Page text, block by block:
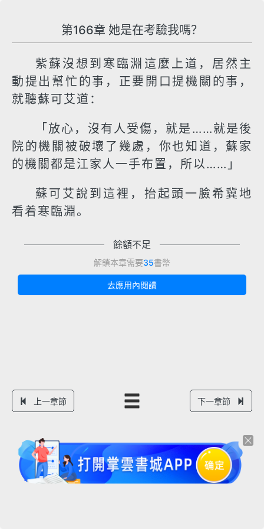
第166章 她是在考驗我嗎？
紫蘇沒想到寒臨淵這麼上道，居然主
動提出幫忙的事，正要開口提機關的事，
就聽蘇可艾道：
「放心，沒有人受傷，就是……就是後
院的機關被破壞了幾處，你也知道，蘇家
的機關都是江家人一手布置，所以……」
蘇可艾說到這裡，抬起頭一臉希冀地
看着寒臨淵。
餘額不足
解鎖本章需要35書幣
去應用內閱讀
上一章節 下一章節